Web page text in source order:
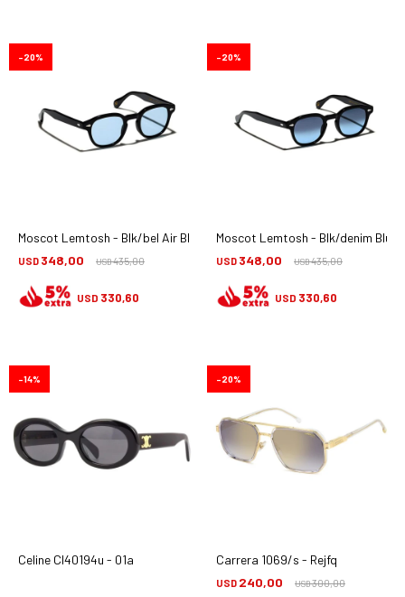
Moscot Lemtosh - Blk/bel Air Blue
USD 348,00 USD435,00
20
USD 330,60
Moscot Lemtosh - Blk/denim Blu
USD 348,00 USD435,00
20
USD 330,60
Celine Cl40194u - 01a
14
Carrera 1069/s - Rejfq
USD 240,00 USD300,00
20